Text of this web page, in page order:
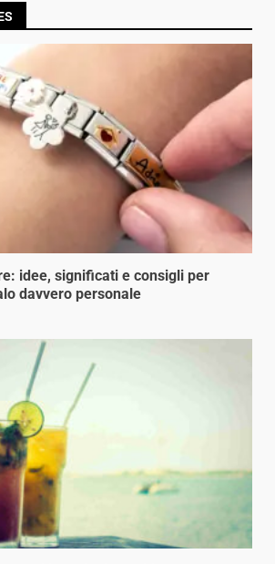
idee, significati e consigli per
davvero personale